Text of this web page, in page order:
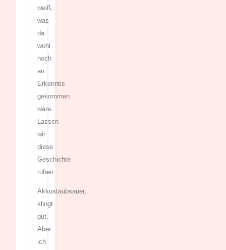
weiß,
was
da
wohl
noch
an
Erkenntis
gekommen
wäre.
Lassen
wir
diese
Geschichte
ruhen.
Akkustaubsauer,
klingt
gut.
Aber
ich